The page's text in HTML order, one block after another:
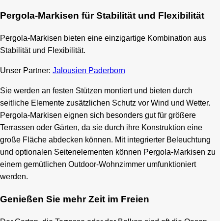
Pergola-Markisen für Stabilität und Flexibilität
Pergola-Markisen bieten eine einzigartige Kombination aus
Stabilität und Flexibilität.
Unser Partner: Jalousien Paderborn
Sie werden an festen Stützen montiert und bieten durch
seitliche Elemente zusätzlichen Schutz vor Wind und Wetter.
Pergola-Markisen eignen sich besonders gut für größere
Terrassen oder Gärten, da sie durch ihre Konstruktion eine
große Fläche abdecken können. Mit integrierter Beleuchtung
und optionalen Seitenelementen können Pergola-Markisen zu
einem gemütlichen Outdoor-Wohnzimmer umfunktioniert
werden.
Genießen Sie mehr Zeit im Freien